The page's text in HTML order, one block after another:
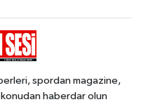
spordan magazine,
konudan haberdar olun